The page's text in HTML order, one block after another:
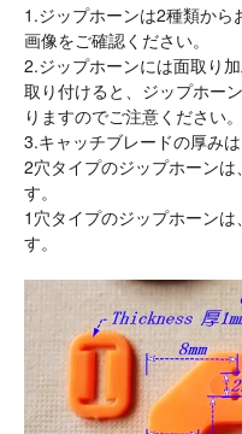
1.ジップホーンは2種類か
画像をご確認ください。
2.ジップホーンには面取り
取り付けると、ジップホー
りますのでご注意ください。
3.キャッチブレードの厚みは
2穴タイプのジップホーン
す。
1穴タイプのジップホーン
す。